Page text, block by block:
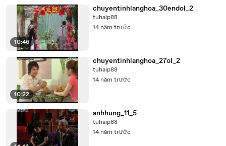
10:46
chuyentinhlanghoa_30endol_2
tuhaip88
14 năm trước
10:22
chuyentinhlanghoa_27ol_2
tuhaip88
14 năm trước
anhhung_11_5
tuhaip88
14 năm trước